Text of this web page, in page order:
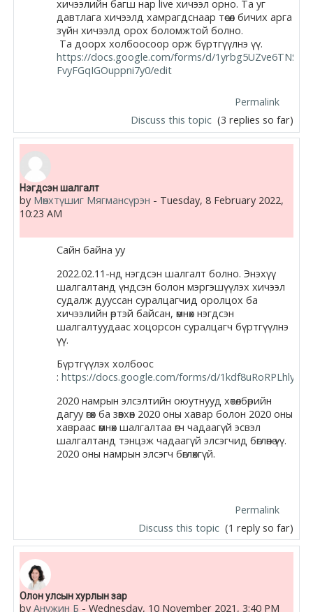
хичээлийн багш нар live хичээл орно. Та уг
давтлага хичээлд хамрагдснаар төсөл бичих арга
зүйн хичээлд орох боломжтой болно.
Та доорх холбоосоор орж бүртгүүлнэ үү.
https://docs.google.com/forms/d/
FvyFGqIGOuppni7y0/edit
Permalink
Discuss this topic (3 replies so far)
Нэгдсэн шалгалт
by Мөнхтүшиг Мягмансүрэн - Tuesday, 8 February 2022,
10:23 AM
Сайн байна уу
2022.02.11-нд нэгдсэн шалгалт болно. Энэхүү
шалгалтанд үндсэн болон мэргэшүүлэх хичээл
судалж дууссан суралцагчид оролцох ба
хичээлийн өртэй байсан, өмнөх нэгдсэн
шалгалтуудаас хоцорсон суралцагч бүртгүүлнэ
үү.
Бүртгүүлэх холбоос
: https://docs.google.com/forms/d/
2020 намрын элсэлтийн оюутнууд хөтөлбөрийн
дагуу өгөх ба зөвхөн 2020 оны хавар болон 2020 оны
хавраас өмнөх шалгалтаа өгч чадаагүй эсвэл
шалгалтанд тэнцэж чадаагүй элсэгчид бөглөнө үү.
2020 оны намрын элсэгч бөглөхгүй.
Permalink
Discuss this topic (1 reply so far)
Олон улсын хурлын зар
byАнужин Б -Wednesday, 10 November 2021, 3:40 PM